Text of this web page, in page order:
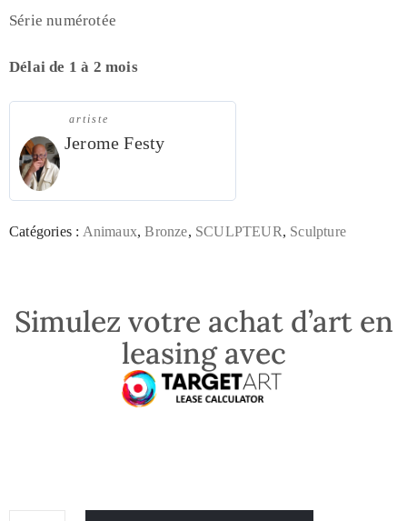
Série numérotée
Délai de 1 à 2 mois
artiste
Jerome Festy
Catégories : Animaux,Bronze, SCULPTEUR, Sculpture
Simulez votre achat d’art en
leasing avec